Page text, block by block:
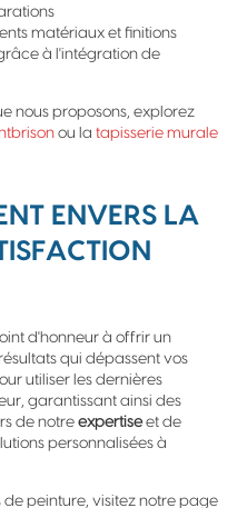
matériaux et finitions
à l'intégration de
nous proposons, explorez
ou la tapisserie murale
ENVERS LA
d'honneur à offrir un
qui dépassent vos
utiliser les dernières
garantissant ainsi des
de notre expertiseet de
personnalisées à
de peinture, visitez notre page